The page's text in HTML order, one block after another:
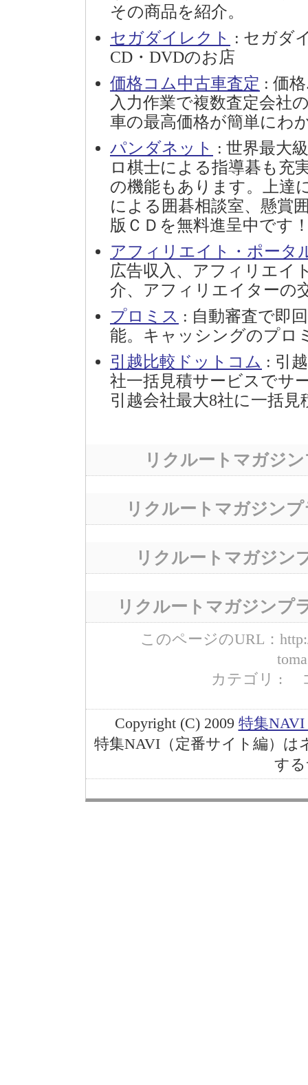
その商品を紹介。
セガダイレクト : セガダ
CD・DVDのお店
価格コム中古車査定 : 価
入力作業で複数査定会社
車の最高価格が簡単にわ
パンダネット : 世界最大
ロ棋士による指導碁も充
の機能もあります。上達
による囲碁相談室、懸賞
版ＣＤを無料進呈中です
アフィリエイト・ポータ
広告収入、アフィリエイ
介、アフィリエイターの
プロミス : 自動審査で即
能。キャッシングのプロ
引越比較ドットコム : 引
社一括見積サービスでサ
引越会社最大8社に一括
リクルートマガジ
リクルートマガジン
リクルートマガジン
リクルートマガジンプ
このページのURL：
カテゴリ :
Copyright (C) 2009 特集
特集NAVI（定番サイト編）
す